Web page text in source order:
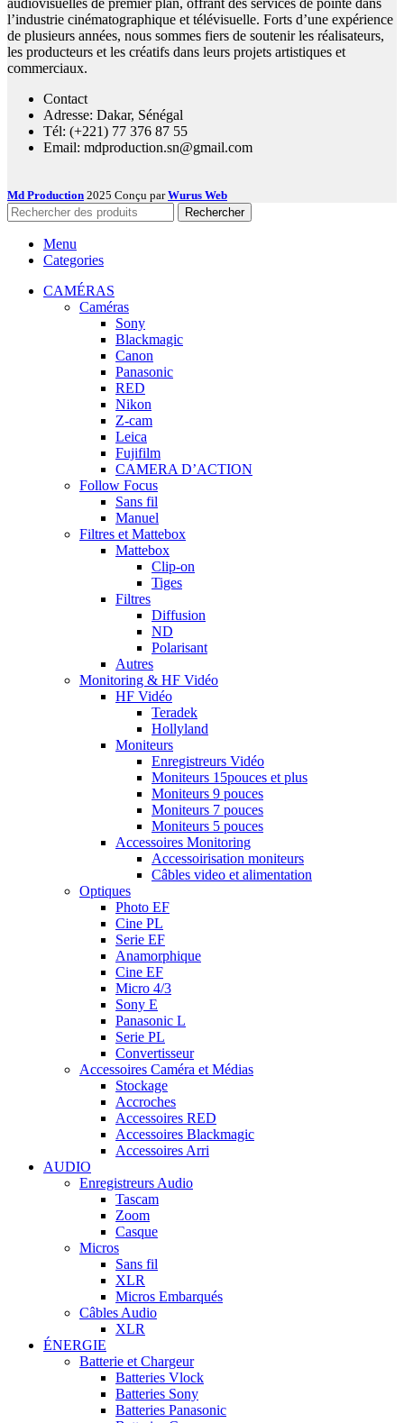
l’industrie cinématographique et télévisuelle. Forts d’une expérience
de plusieurs années, nous sommes fiers de soutenir les réalisateurs,
les producteurs et les créatifs dans leurs projets artistiques et
commerciaux.
Contact
Adresse: Dakar, Sénégal
Tél: (+221) 77 376 87 55
Email: mdproduction.sn@gmail.com
Md Production 2025 Conçu parWurus Web
Rechercher
Menu
Categories
CAMÉRAS
Caméras
Sony
Blackmagic
Canon
Panasonic
RED
Nikon
Z-cam
Leica
Fujifilm
CAMERA D’ACTION
Follow Focus
Sans fil
Manuel
Filtres et Mattebox
Mattebox
Clip-on
Tiges
Filtres
Diffusion
ND
Polarisant
Autres
Monitoring & HF Vidéo
HF Vidéo
Teradek
Hollyland
Moniteurs
Enregistreurs Vidéo
Moniteurs 15pouces et plus
Moniteurs 9 pouces
Moniteurs 7 pouces
Moniteurs 5 pouces
Accessoires Monitoring
Accessoirisation moniteurs
Câbles video et alimentation
Optiques
Photo EF
Cine PL
Serie EF
Anamorphique
Cine EF
Micro 4/3
Sony E
Panasonic L
Serie PL
Convertisseur
Accessoires Caméra et Médias
Stockage
Accroches
Accessoires RED
Accessoires Blackmagic
Accessoires Arri
AUDIO
Enregistreurs Audio
Tascam
Zoom
Casque
Micros
Sans fil
XLR
Micros Embarqués
Câbles Audio
XLR
ÉNERGIE
Batterie et Chargeur
Batteries Vlock
Batteries Sony
Batteries Panasonic